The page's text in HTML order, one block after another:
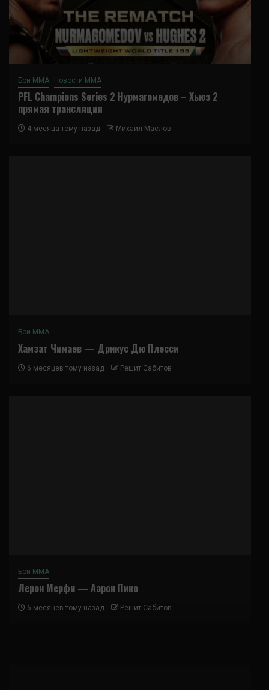
Бои ММА Новости ММА
PFL Champions Series 2 Нурмагомедов – Хьюз 2
прямая трансляция
4 месяца тому назад Михаил Маслов
Бои ММА
Хамзат Чимаев — Дрикус Дю Плесси
6 месяцев тому назад Решит Сабитов
Бои ММА
Лерон Мерфи — Аарон Пико
6 месяцев тому назад Решит Сабитов